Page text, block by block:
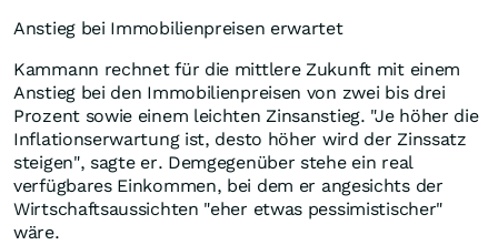
Anstieg bei Immobilienpreisen erwartet
Kammann rechnet für die mittlere Zukunft mit einem
Anstieg bei den Immobilienpreisen von zwei bis drei
Prozent sowie einem leichten Zinsanstieg. "Je höher die
Inflationserwartung ist, desto höher wird der Zinssatz
steigen", sagte er. Demgegenüber stehe ein real
verfügbares Einkommen, bei dem er angesichts der
Wirtschaftsaussichten "eher etwas pessimistischer"
wäre.